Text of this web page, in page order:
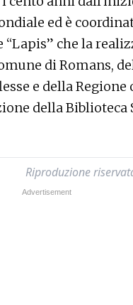
ed è
“Lapis” che la
di Romans,
e della Regione
della Biblioteca
Riproduzione